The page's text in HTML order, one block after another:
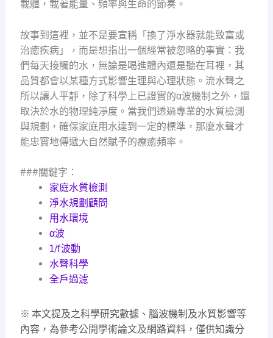
載體，載著能量、頻率與生命的節奏。
故事到這裡，並不是要宣稱「換了淨水器就能致富或
治癒疾病」，而是想指出一個經常被忽略的事實：我
們每天接觸的水，無論是喝進體內還是聽在耳裡，其
品質都會以某種方式影響生理與心理狀態。流水聲之
所以讓人平靜，除了科學上已證實的α波機制之外，還
取決於水的物理純淨度。當我們透過專業的水質檢測
與規劃，確保家庭用水達到一定的標準，那麼水聲才
能忠實地傳遞大自然賦予的療癒頻率。
###關鍵字：
家庭水質檢測
淨水規劃顧問
用水環境
α波
1/f波動
水聲科學
全戶過濾
※ 本文提及之科學研究數據、腦波機制及水質影響等
內容，為參考公開學術論文及網路資料，僅供知識分